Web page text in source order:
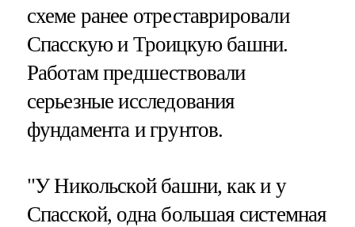
схеме ранее отреставрировали
Спасскую и Троицкую башни.
Работам предшествовали
серьезные исследования
фундамента и грунтов.
"У Никольской башни, как и у
Спасской, одна большая системная